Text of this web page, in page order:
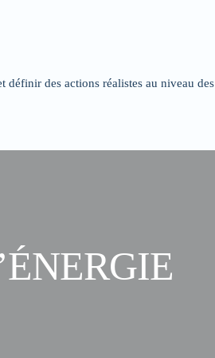
définir des actions réalistes au niveau des